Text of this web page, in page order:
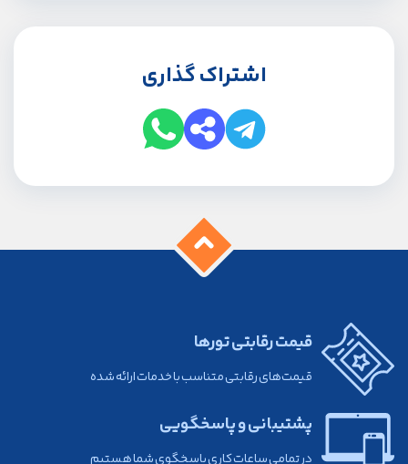
اشتراک گذاری
قیمت رقابتی تورها
قیمت‌های رقابتی متناسب با خدمات ارائه شده
پشتیبانی و پاسخگویی
در تمامی ساعات کاری پاسخگوی شما هستیم